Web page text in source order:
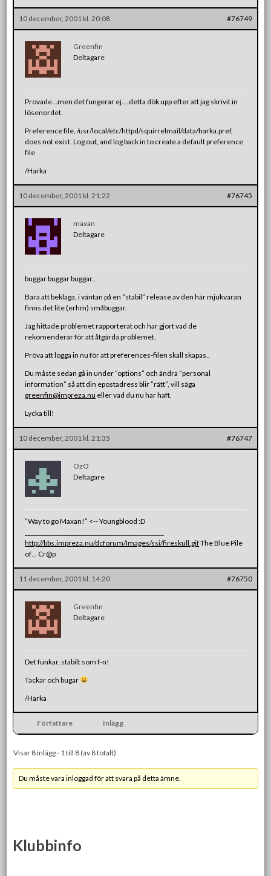
10 december, 2001 kl. 20:08 #76749
Greenfin
Deltagare
Provade…men det fungerar ej….detta dök upp efter att jag skrivit in
lösenordet.
Preference file, /usr/local/etc/httpd/squirrelmail/data/harka.pref,
does not exist. Log out, and log back in to create a default preference
file
/Harka
10 december, 2001 kl. 21:22 #76745
maxan
Deltagare
buggar buggar buggar..
Bara att beklaga, i väntan på en ”stabil” release av den här mjukvaran
finns det lite (erhm) småbuggar.
Jag hittade problemet rapporterat och har gjort vad de
rekomenderar för att åtgärda problemet.
Pröva att logga in nu för att preferences-filen skall skapas..
Du måste sedan gå in under ”options” och ändra ”personal
information” så att din epostadress blir ”rätt”, vill säga
greenfin@impreza.nu eller vad du nu har haft.
Lycka till!
10 december, 2001 kl. 21:35 #76747
OzO
Deltagare
”Way to go Maxan!” <-- Youngblood :D
http://bbs.impreza.nu/dcforum/Images/ssi/fireskull.gifThe Blue Pile
of… Cr@p
11 december, 2001 kl. 14:20 #76750
Greenfin
Deltagare
Det funkar, stabilt som f-n!
Tackar och bugar
/Harka
Författare Inlägg
Visar 8 inlägg - 1 till 8 (av 8 totalt)
Du måste vara inloggad för att svara på detta ämne.
Klubbinfo